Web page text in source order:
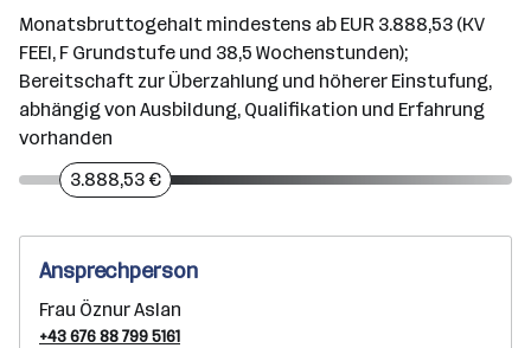
Monatsbruttogehalt mindestens ab EUR 3.888,53 (KV
FEEI, F Grundstufe und 38,5 Wochenstunden);
Bereitschaft zur Überzahlung und höherer Einstufung,
abhängig von Ausbildung, Qualifikation und Erfahrung
vorhanden
3.888,53 €
Ansprechperson
Frau Öznur Aslan
+43 676 88 799 5161